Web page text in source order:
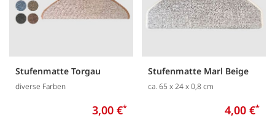
Stufenmatte Torgau
diverse Farben
3,00 €*
Stufenmatte Marl Beige
ca. 65 x 24 x 0,8 cm
4,00 €*